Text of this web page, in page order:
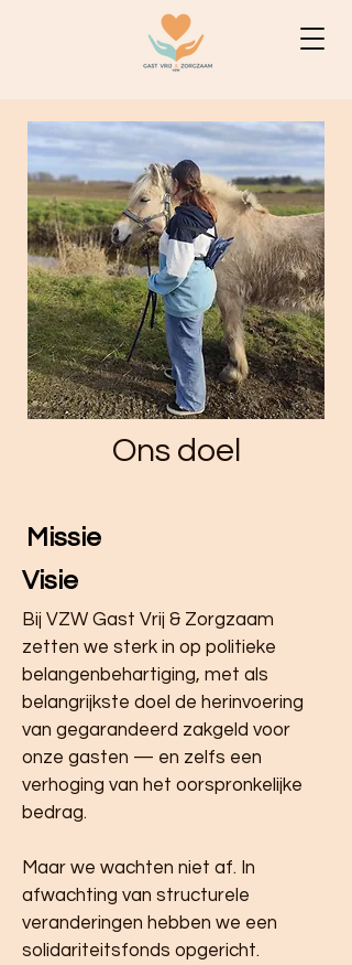
Ons doel
Missie
Visie
Bij VZW Gast Vrij & Zorgzaam
zetten we sterk in op politieke
belangenbehartiging, met als
belangrijkste doel de herinvoering
van gegarandeerd zakgeld voor
onze gasten — en zelfs een
verhoging van het oorspronkelijke
bedrag.
Maar we wachten niet af. In
afwachting van structurele
veranderingen hebben we een
solidariteitsfonds opgericht.